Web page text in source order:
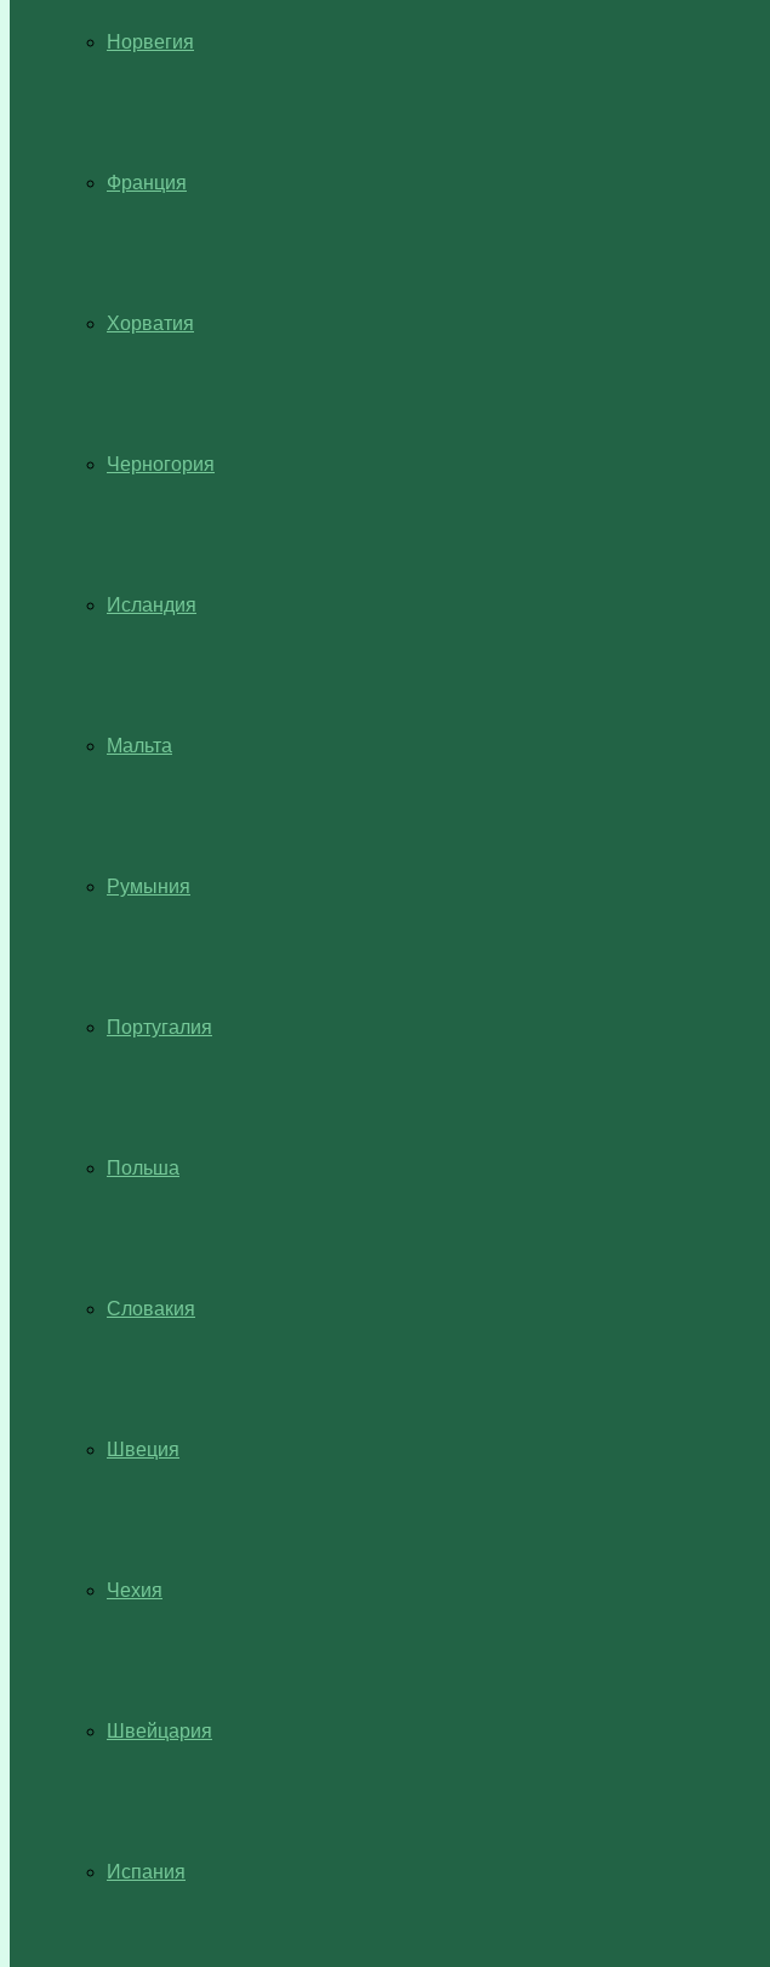
Норвегия
Франция
Хорватия
Черногория
Исландия
Мальта
Румыния
Португалия
Польша
Словакия
Швеция
Чехия
Швейцария
Испания